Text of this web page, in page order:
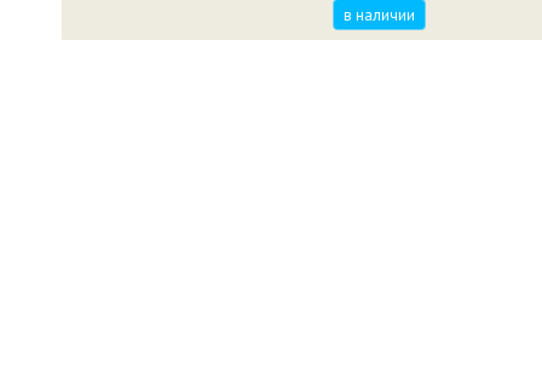
в наличии